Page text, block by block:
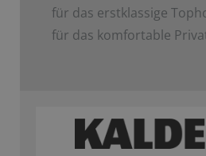
für das erstklassige
für das komfortable